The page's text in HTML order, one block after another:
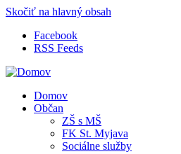
Skočiť na hlavný obsah
Facebook
RSS Feeds
Domov
Občan
ZŠ s MŠ
FK St. Myjava
Sociálne služby